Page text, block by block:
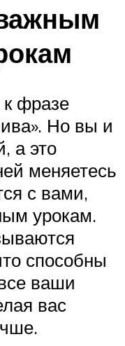
фразе
Но вы и
а это
меняетесь
с вами,
урокам.
способны
ваши
вас